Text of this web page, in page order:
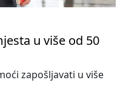
u više od 50
zapošljavati u više